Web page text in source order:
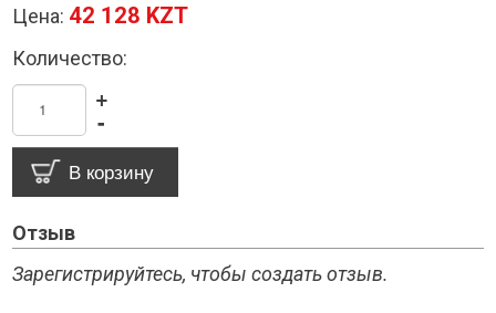
Цена: 42 128 KZT
Количество:
-
+
Отзыв
Зарегистрируйтесь, чтобы создать отзыв.